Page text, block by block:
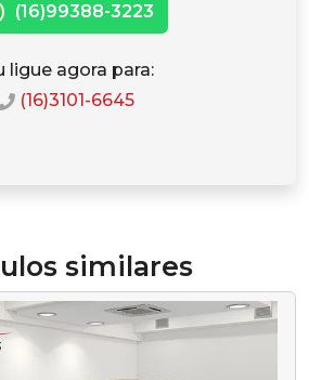
(16)99388-3223
ligue agora para:
(16)3101-6645
similares